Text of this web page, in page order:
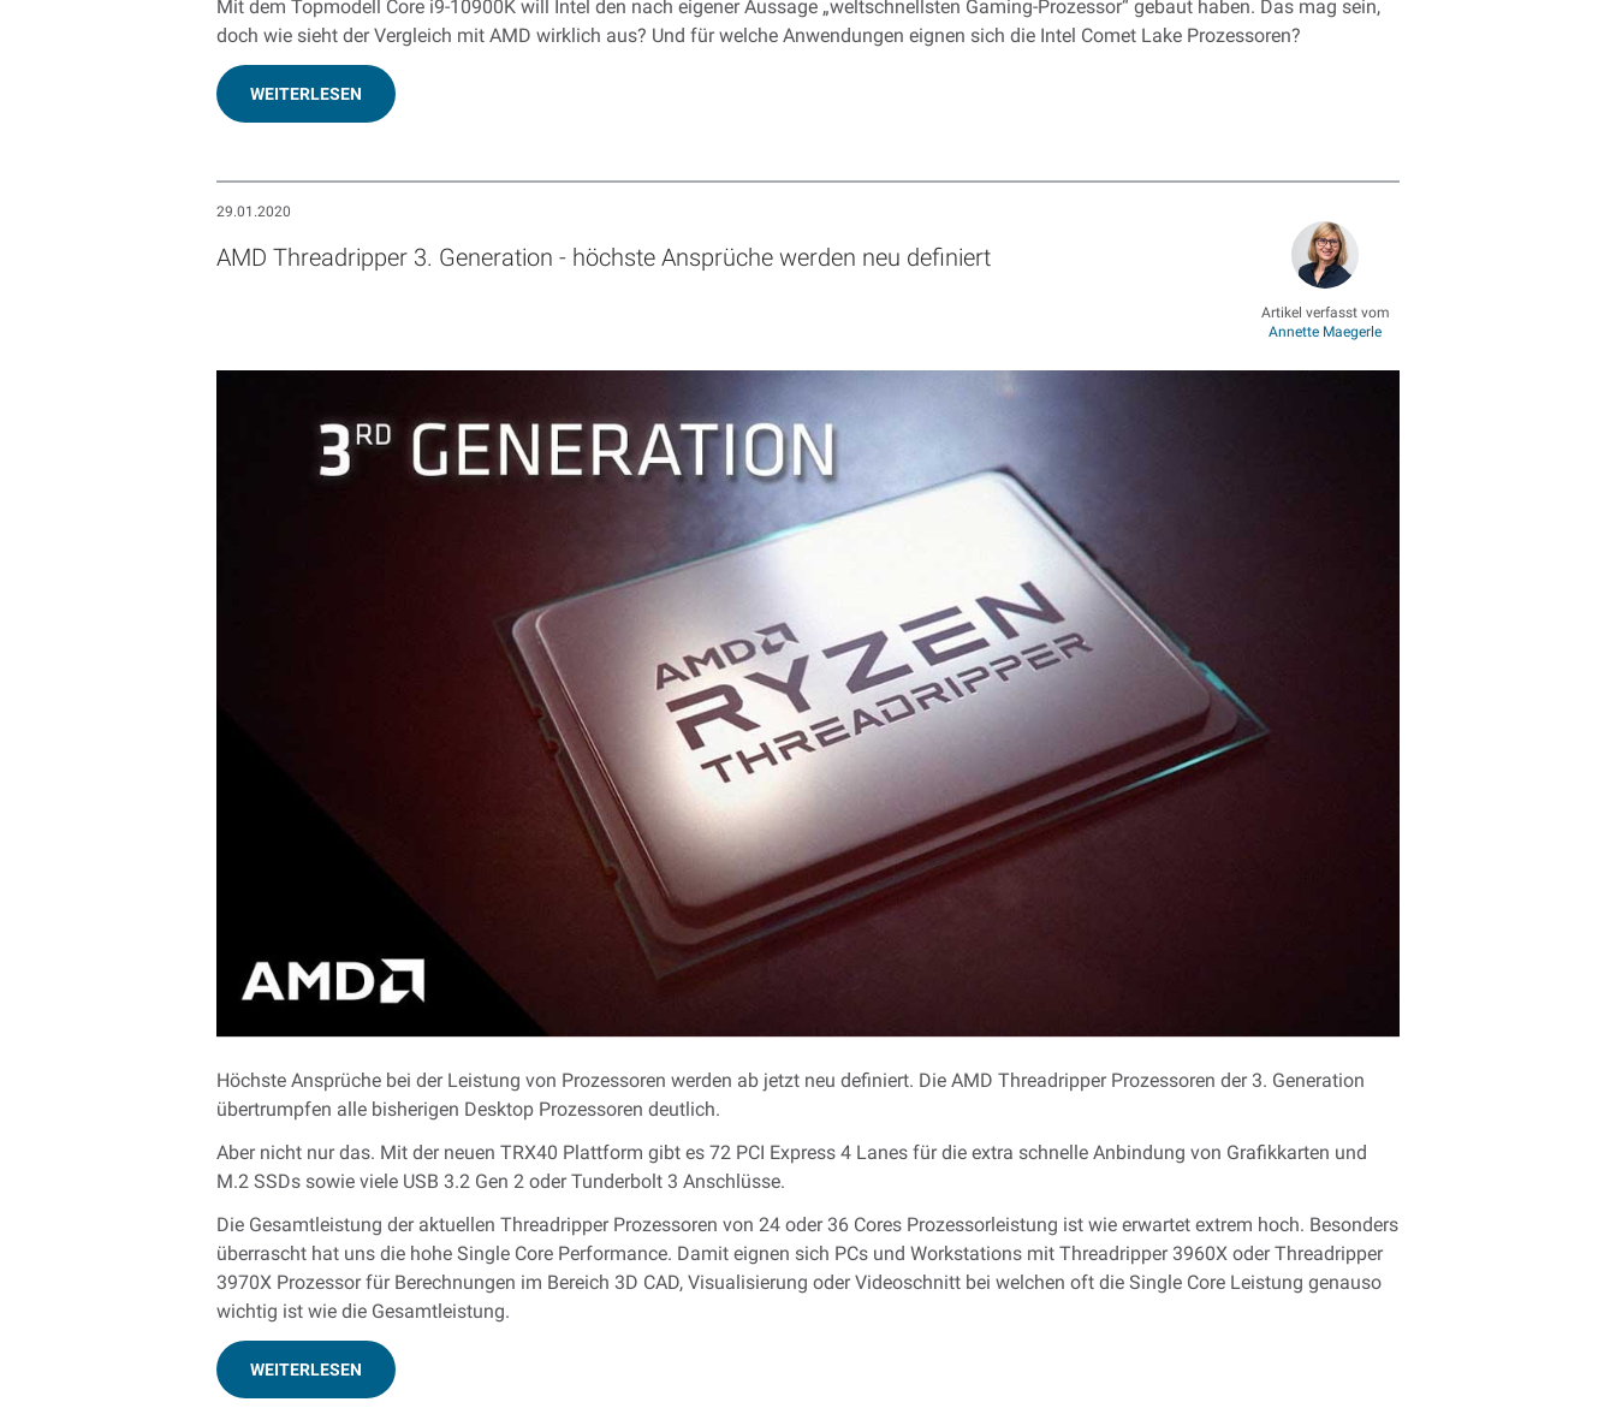
Mit dem Topmodell Core i9-10900K will Intel den nach eigener Aussage „weltschnellsten Gaming-Prozessor“ gebaut haben. Das mag sein,
doch wie sieht der Vergleich mit AMD wirklich aus? Und für welche Anwendungen eignen sich die Intel Comet Lake Prozessoren?
WEITERLESEN
29.01.2020
AMD Threadripper 3. Generation - höchste Ansprüche werden neu definiert
Artikel verfasst vom
Annette Maegerle
Höchste Ansprüche bei der Leistung von Prozessoren werden ab jetzt neu definiert. Die AMD Threadripper Prozessoren der 3. Generation
übertrumpfen alle bisherigen Desktop Prozessoren deutlich.
Aber nicht nur das. Mit der neuen TRX40 Plattform gibt es 72 PCI Express 4 Lanes für die extra schnelle Anbindung von Grafikkarten und
M.2 SSDs sowie viele USB 3.2 Gen 2 oder Tunderbolt 3 Anschlüsse.
Die Gesamtleistung der aktuellen Threadripper Prozessoren von 24 oder 36 Cores Prozessorleistung ist wie erwartet extrem hoch. Besonders
überrascht hat uns die hohe Single Core Performance. Damit eignen sich PCs und Workstations mit Threadripper 3960X oder Threadripper
3970X Prozessor für Berechnungen im Bereich 3D CAD, Visualisierung oder Videoschnitt bei welchen oft die Single Core Leistung genauso
wichtig ist wie die Gesamtleistung.
WEITERLESEN